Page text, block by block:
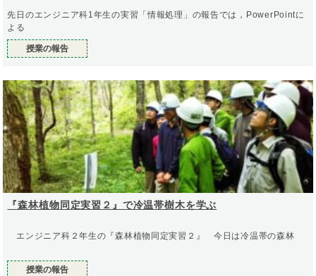
先日のエンジニア科1年生の実習「情報処理」の報告では，PowerPointに
よる
授業の報告
『森林植物同定実習２』で冷温帯樹木を学ぶ
エンジニア科２年生の『森林植物同定実習２』 今日は冷温帯の森林
授業の報告